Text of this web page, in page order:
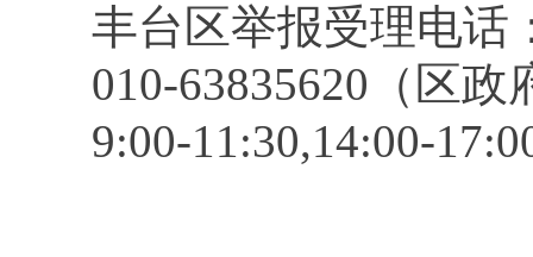
丰台区举报受理电话
010-63835620（区
9:00-11:30,14:00-